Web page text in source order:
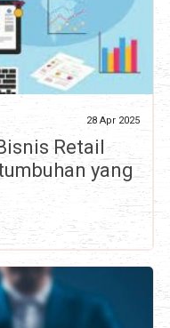
28 Apr 2025
Retail
yang